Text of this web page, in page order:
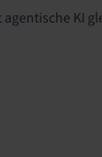
KI